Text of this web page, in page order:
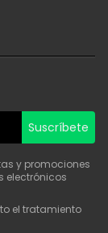
Suscríbete
y promociones
electrónicos
el tratamiento